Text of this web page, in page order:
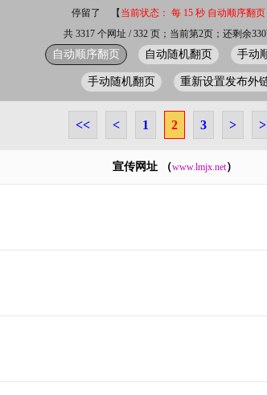
停留了 【 当前状态： 每 15 秒 自动顺序翻页
共 3317 个网址 / 332 页；当前第2页；还剩余330
自动顺序翻页 自动随机翻页 手动
手动随机翻页 重新设置发布外
<< < 1 2 3 >
宣传网址 （www.lmjx.net）